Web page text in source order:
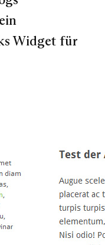
Widget für